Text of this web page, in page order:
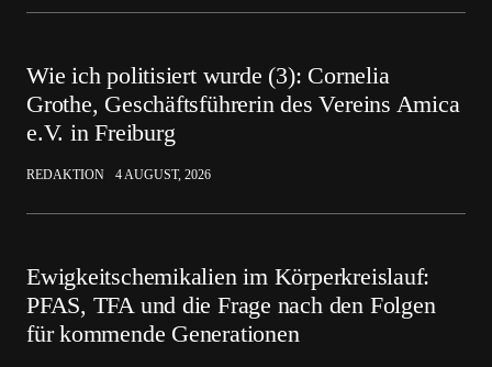
Wie ich politisiert wurde (3): Cornelia
Grothe, Geschäftsführerin des Vereins Amica
e.V. in Freiburg
REDAKTION 4 AUGUST, 2026
Ewigkeitschemikalien im Körperkreislauf:
PFAS, TFA und die Frage nach den Folgen
für kommende Generationen